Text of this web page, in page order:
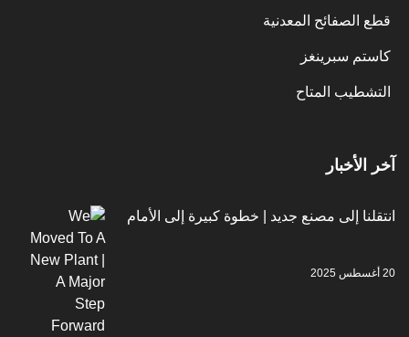
المعدنية
سبرينغز
المتاح
إلى مصنع جديد | خطوة كبيرة إلى الأمام